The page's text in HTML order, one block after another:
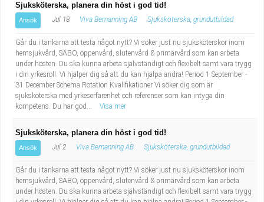
Sjuksköterska, planera din höst i god tid!
Ansök Jul 18 Viva Bemanning AB Sjuksköterska, grundutbildad
Går du i tankarna att testa något nytt? Vi söker just nu sjuksköterskor inom
hemsjukvård, SÄBO, öppenvård, slutenvård & primärvård som kan arbeta
under hösten. Du ska kunna arbeta självständigt och flexibelt samt vara trygg
i din yrkesroll. Vi hjälper dig så att du kan hjälpa andra! Period 1 September -
31 December Schema Rotation Kvalifikationer Vi söker dig som är
sjuksköterska med yrkeserfarenhet och referenser som kan intyga din
kompetens. Du har god...
Visa mer
Sjuksköterska, planera din höst i god tid!
Ansök Jul 2 Viva Bemanning AB Sjuksköterska, grundutbildad
Går du i tankarna att testa något nytt? Vi söker just nu sjuksköterskor inom
hemsjukvård, SÄBO, öppenvård, slutenvård & primärvård som kan arbeta
under hösten. Du ska kunna arbeta självständigt och flexibelt samt vara trygg